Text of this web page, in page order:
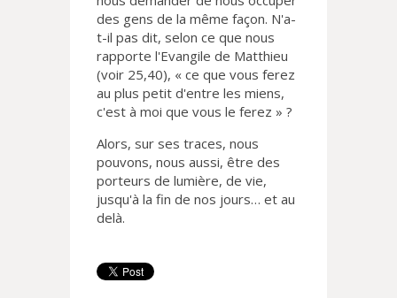
des gens de la même façon. N'a-
t-il pas dit, selon ce que nous
rapporte l'Evangile de Matthieu
(voir 25,40), « ce que vous ferez
au plus petit d'entre les miens,
c'est à moi que vous le ferez » ?
Alors, sur ses traces, nous
pouvons, nous aussi, être des
porteurs de lumière, de vie,
jusqu'à la fin de nos jours… et au
delà.